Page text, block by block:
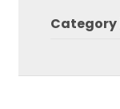
Category